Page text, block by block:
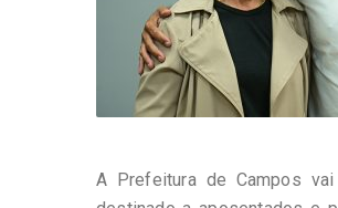
A Prefeitura de Campos